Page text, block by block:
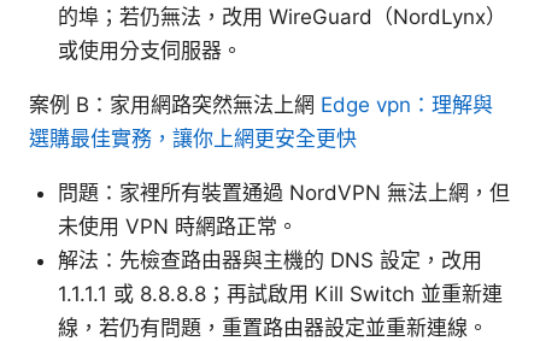
的埠；若仍無法，改用 WireGuard（NordLynx）
或使用分支伺服器。
案例 B：家用網路突然無法上網 Edge vpn：理解與
選購最佳實務，讓你上網更安全更快
問題：家裡所有裝置通過 NordVPN 無法上網，但
未使用 VPN 時網路正常。
解法：先檢查路由器與主機的 DNS 設定，改用
1.1.1.1 或 8.8.8.8；再試啟用 Kill Switch 並重新連
線，若仍有問題，重置路由器設定並重新連線。